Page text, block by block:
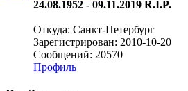
24.08.1952 - 09.11.2019 R.I.P.
Откуда: Санкт-Петербург
Зарегистрирован: 2010-10-20
Сообщений: 20570
Профиль